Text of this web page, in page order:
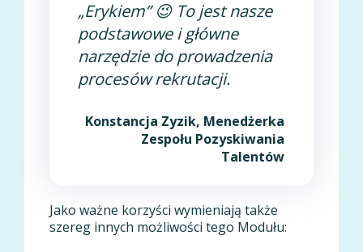
„Erykiem” 😉 To jest nasze
podstawowe i główne
narzędzie do prowadzenia
procesów rekrutacji.
Konstancja Zyzik, Menedżerka
Zespołu Pozyskiwania
Talentów
Jako ważne korzyści wymieniają także
szereg innych możliwości tego Modułu: